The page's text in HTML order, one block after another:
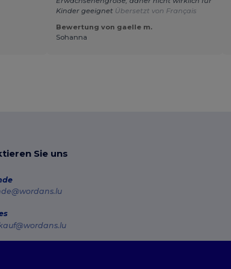
Kinder geeignet Übersetzt von Français
Bewertung von gaelle m.
Sohanna
Sie uns